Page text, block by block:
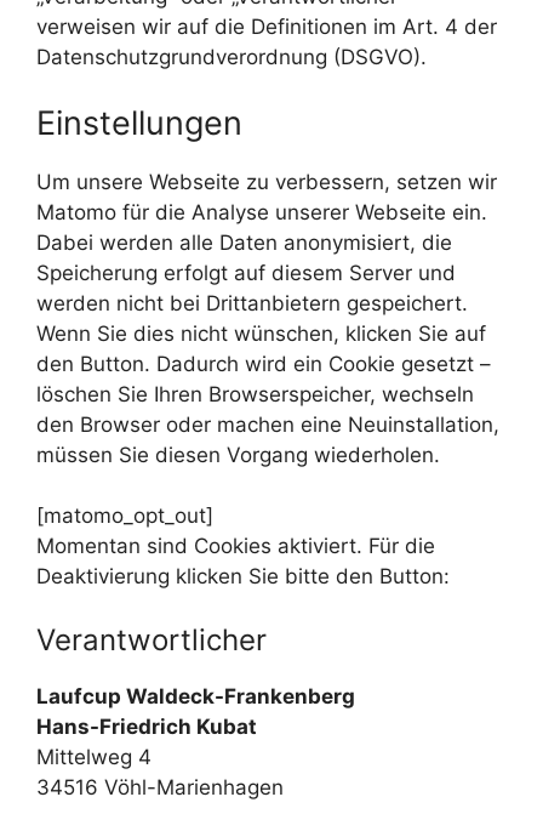
verweisen wir auf die Definitionen im Art. 4 der
Datenschutzgrundverordnung (DSGVO).
Einstellungen
Um unsere Webseite zu verbessern, setzen wir
Matomo für die Analyse unserer Webseite ein.
Dabei werden alle Daten anonymisiert, die
Speicherung erfolgt auf diesem Server und
werden nicht bei Drittanbietern gespeichert.
Wenn Sie dies nicht wünschen, klicken Sie auf
den Button. Dadurch wird ein Cookie gesetzt –
löschen Sie Ihren Browserspeicher, wechseln
den Browser oder machen eine Neuinstallation,
müssen Sie diesen Vorgang wiederholen.
[matomo_opt_out]
Momentan sind Cookies aktiviert. Für die
Deaktivierung klicken Sie bitte den Button:
Verantwortlicher
Laufcup Waldeck-Frankenberg
Hans-Friedrich Kubat
Mittelweg 4
34516 Vöhl-Marienhagen